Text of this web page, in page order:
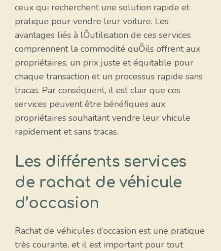
ceux qui recherchent une solution rapide et
pratique pour vendre leur voiture. Les
avantages liés à lÕutilisation de ces services
comprennent la commodité quÕils offrent aux
propriétaires, un prix juste et équitable pour
chaque transaction et un processus rapide sans
tracas. Par conséquent, il est clair que ces
services peuvent être bénéfiques aux
propriétaires souhaitant vendre leur vhicule
rapidement et sans tracas.
Les différents services
de rachat de véhicule
d’occasion
Rachat de véhicules d’occasion est une pratique
très courante, et il est important pour tout